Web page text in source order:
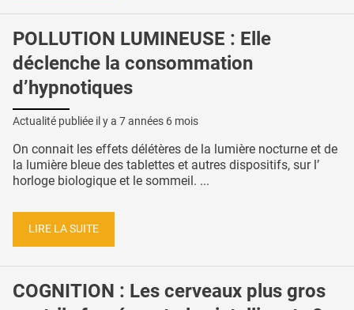
POLLUTION LUMINEUSE : Elle
déclenche la consommation
d’hypnotiques
Actualité publiée il y a 7 années 6 mois
On connait les effets délétères de la lumière nocturne et de
la lumière bleue des tablettes et autres dispositifs, sur l’
horloge biologique et le sommeil. ...
LIRE LA SUITE
COGNITION : Les cerveaux plus gros